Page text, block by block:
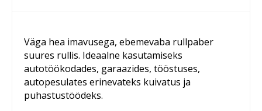
Väga hea imavusega, ebemevaba rullpaber
suures rullis. Ideaalne kasutamiseks
autotöökodades, garaazides, tööstuses,
autopesulates erinevateks kuivatus ja
puhastustöödeks.